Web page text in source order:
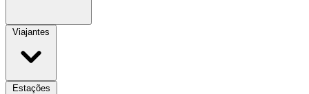
Viajantes
Estações